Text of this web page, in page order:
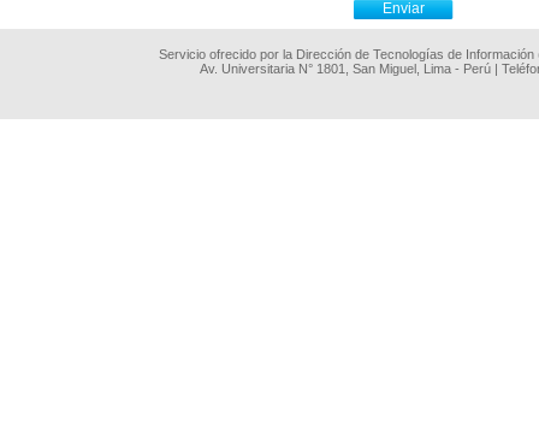
Servicio ofrecido por la Dirección de Tecnologías de
Av. Universitaria N° 1801, San Miguel, Lima - Perú |